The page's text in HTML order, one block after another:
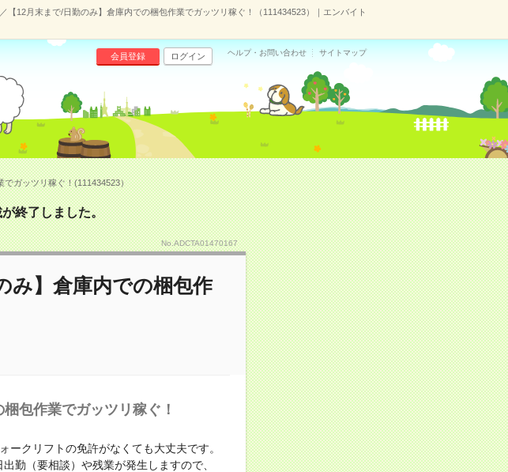
【12月末まで/日勤のみ】倉庫内での梱包作業でガッツリ稼ぐ！（111434523）｜エンバイト
会員登録 ログイン ヘルプ・お問い合わせ サイトマップ
ガッツリ稼ぐ！(111434523）
終了しました。
No.ADCTA01470167
み】倉庫内での梱包作
包作業でガッツリ稼ぐ！
ークリフトの免許がなくても大丈夫です。
勤（要相談）や残業が発生しますので、